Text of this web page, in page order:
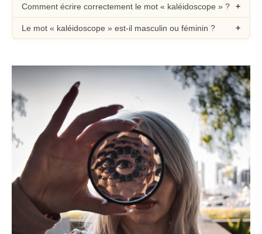
Comment écrire correctement le mot « kaléidoscope » ?
Le mot « kaléidoscope » est-il masculin ou féminin ?